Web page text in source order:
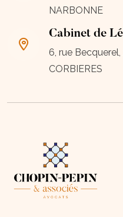
NARBONNE
Cabinet de
6, rue
CORBIERES